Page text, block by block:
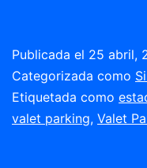
Publicada el 25 abril,
Categorizada como
Etiquetada como
valet parking, Valet